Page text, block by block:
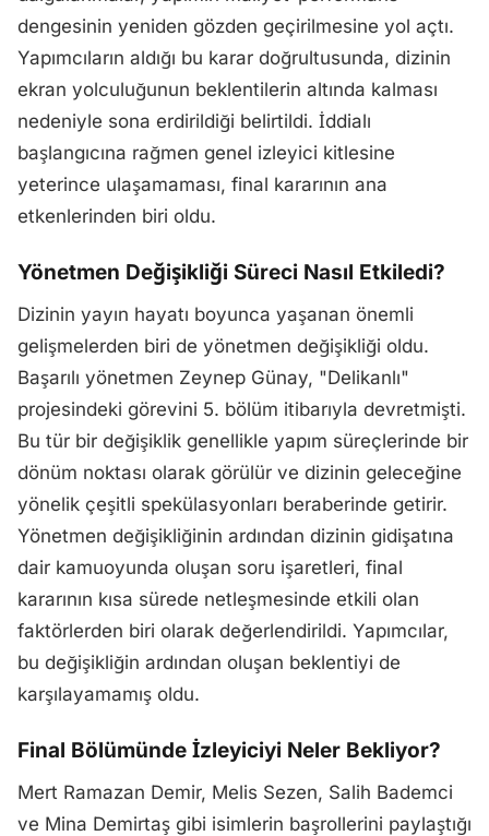
dengesinin yeniden gözden geçirilmesine yol açtı.
Yapımcıların aldığı bu karar doğrultusunda, dizinin
ekran yolculuğunun beklentilerin altında kalması
nedeniyle sona erdirildiği belirtildi. İddialı
başlangıcına rağmen genel izleyici kitlesine
yeterince ulaşamaması, final kararının ana
etkenlerinden biri oldu.
Yönetmen Değişikliği Süreci Nasıl Etkiledi?
Dizinin yayın hayatı boyunca yaşanan önemli
gelişmelerden biri de yönetmen değişikliği oldu.
Başarılı yönetmen Zeynep Günay, "Delikanlı"
projesindeki görevini 5. bölüm itibarıyla devretmişti.
Bu tür bir değişiklik genellikle yapım süreçlerinde bir
dönüm noktası olarak görülür ve dizinin geleceğine
yönelik çeşitli spekülasyonları beraberinde getirir.
Yönetmen değişikliğinin ardından dizinin gidişatına
dair kamuoyunda oluşan soru işaretleri, final
kararının kısa sürede netleşmesinde etkili olan
faktörlerden biri olarak değerlendirildi. Yapımcılar,
bu değişikliğin ardından oluşan beklentiyi de
karşılayamamış oldu.
Final Bölümünde İzleyiciyi Neler Bekliyor?
Mert Ramazan Demir, Melis Sezen, Salih Bademci
ve Mina Demirtaş gibi isimlerin başrollerini paylaştığı